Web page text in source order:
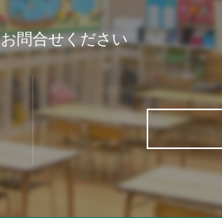
問合せください